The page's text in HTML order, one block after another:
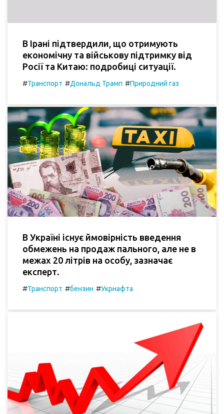
В Ірані підтвердили, що отримують
економічну та військову підтримку від
Росії та Китаю: подробиці ситуації.
#Транспорт #Дональд Трамп #Природний газ
В Україні існує ймовірність введення
обмежень на продаж пального, але не в
межах 20 літрів на особу, зазначає
експерт.
#Транспорт #бензин #Укрнафта